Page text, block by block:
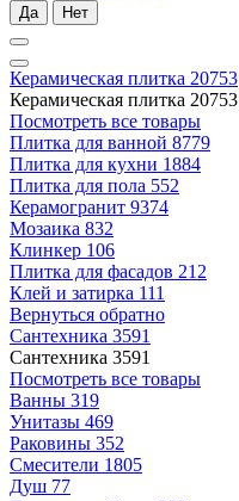
Да Нет
Керамическая плитка 20753
Керамическая плитка 20753
Посмотреть все товары
Плитка для ванной 8779
Плитка для кухни 1884
Плитка для пола 552
Керамогранит 9374
Мозаика 832
Клинкер 106
Плитка для фасадов 212
Клей и затирка 111
Вернуться обратно
Сантехника 3591
Сантехника 3591
Посмотреть все товары
Ванны 319
Унитазы 469
Раковины 352
Смесители 1805
Душ 77